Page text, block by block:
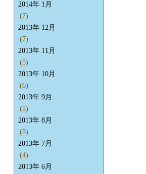
2014年 1月
(7)
2013年 12月
(7)
2013年 11月
(5)
2013年 10月
(6)
2013年 9月
(5)
2013年 8月
(5)
2013年 7月
(4)
2013年 6月